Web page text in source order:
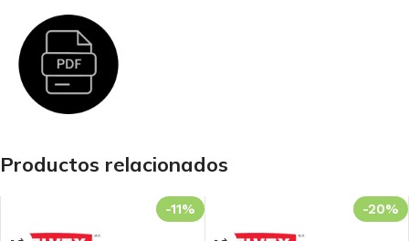
Productos relacionados
-11% -20%